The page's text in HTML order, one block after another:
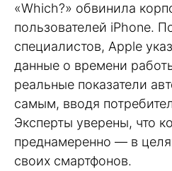
«Which?» обвинила
пользователей iPhone.
специалистов, Apple
данные о времени
реальные показатели
самым, вводя
Эксперты уверены, что
преднамеренно — в
своих смартфонов.